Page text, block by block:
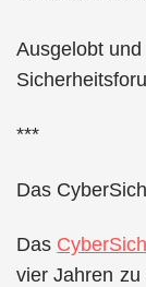
Ausgelobt
***
Das
Das
vier Jahren